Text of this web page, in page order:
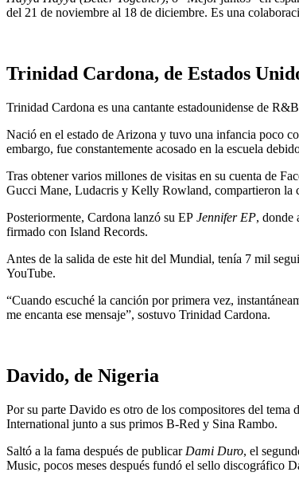
del 21 de noviembre al 18 de diciembre. Es una
Trinidad Cardona, de Estados
Trinidad Cardona es una cantante estadounidense de
Nació en el estado de Arizona y tuvo una infancia poco
embargo, fue constantemente acosado en la escuela
Tras obtener varios millones de visitas en su cuenta de
Gucci Mane, Ludacris y Kelly Rowland, compartieron la
Posteriormente, Cardona lanzó su EP Jennifer EP, donde
firmado con Island Records.
Antes de la salida de este hit del Mundial, tenía 7 mil
YouTube.
“Cuando escuché la canción por primera vez,
me encanta ese mensaje”, sostuvo Trinidad Cardona.
Davido, de Nigeria
Por su parte Davido es otro de los compositores del
International junto a sus primos B-Red y Sina Rambo.
Saltó a la fama después de publicar Dami Duro, el
Music, pocos meses después fundó el sello